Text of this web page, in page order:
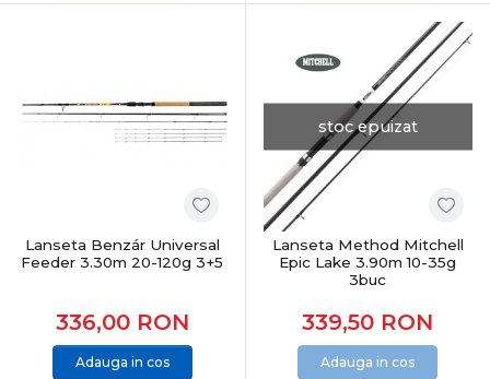
Lanseta Benzár Universal
Feeder 3.30m 20-120g 3+5
336,00 RON
Adauga in cos
stoc epuizat
Lanseta Method Mitchell
Epic Lake 3.90m 10-35g
3buc
339,50 RON
Adauga in cos